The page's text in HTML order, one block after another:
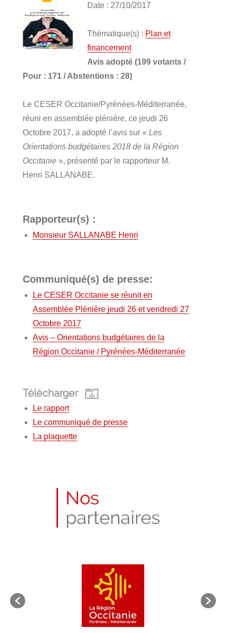
Date : 27/10/2017
Thématique(s) : Plan et
financement
Avis adopté (199 votants /
Pour : 171 / Abstentions : 28)
Le CESER Occitanie/Pyrénées-Méditerranée,
réuni en assemblée plénière, ce jeudi 26
Octobre 2017, a adopté l’avis sur « Les
Orientations budgétaires 2018 de la Région
Occitanie », présenté par le rapporteur M.
Henri SALLANABE.
Rapporteur(s) :
Monsieur SALLANABE Henri
Communiqué(s) de presse:
Le CESER Occitanie se réunit en
Assemblée Plénière jeudi 26 et vendredi 27
Octobre 2017
Avis – Orientations budgétaires de la
Région Occitanie / Pyrénées-Méditerranée
Télécharger
Le rapport
Le communiqué de presse
La plaquette
Nos
partenaires